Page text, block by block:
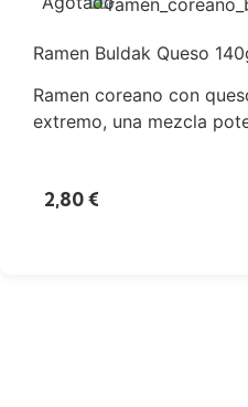
Ramen Buldak Queso
Ramen coreano con
extremo, una mezcla
2,80€